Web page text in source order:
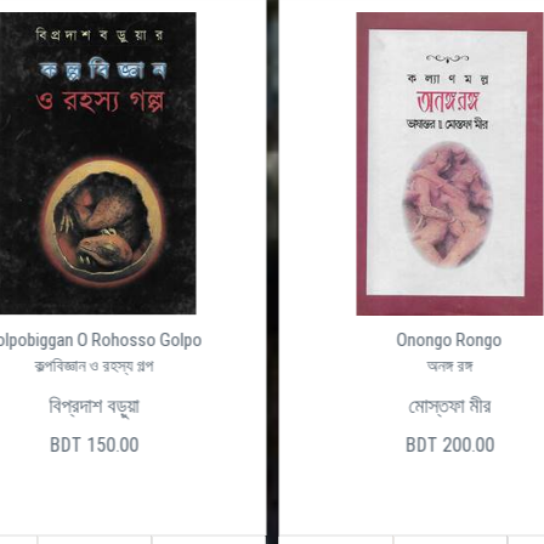
O Rohosso Golpo
কল্পবিজ্ঞান ও রহস্য গল্প
বিপ্রদাশ বড়ুয়া
BDT 150.00
Onongo Rongo
অনঙ্গ রঙ্গ
মোস্তফা মীর
BDT 200.00